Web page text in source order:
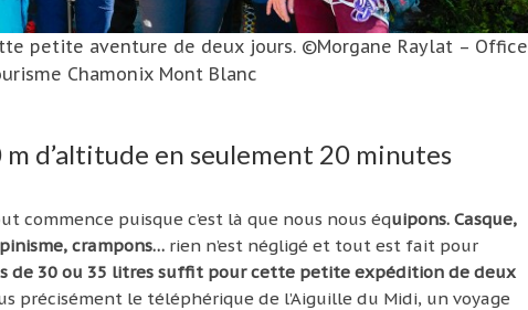
petite aventure de deux jours. ©Morgane Raylat – Office
Chamonix Mont Blanc
d’altitude en seulement 20 minutes
commence puisque c’est là que nous nous équipons. Casque,
crampons… rien n’est négligé et tout est fait pour
de 30 ou 35 litres suffit pour cette petite expédition de deux
précisément le téléphérique de l’Aiguille du Midi, un voyage